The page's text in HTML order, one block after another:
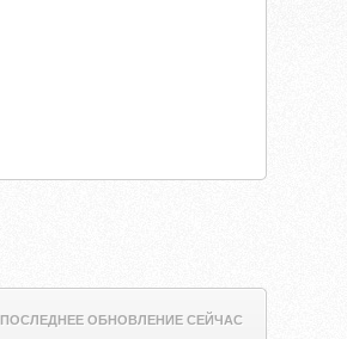
ПОСЛЕДНЕЕ ОБНОВЛЕНИЕ СЕЙЧАС